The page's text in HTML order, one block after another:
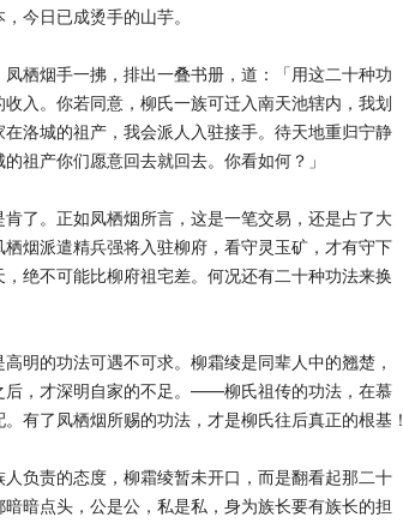
今日已成烫手的山芋。
烟手一拂，排出一叠书册，道：「用这二十种功
入。你若同意，柳氏一族可迁入南天池辖内，我划
洛城的祖产，我会派人入驻接手。待天地重归宁静
祖产你们愿意回去就回去。你看如何？」
。正如凤栖烟所言，这是一笔交易，还是占了大
烟派遣精兵强将入驻柳府，看守灵玉矿，才有守下
绝不可能比柳府祖宅差。何况还有二十种功法来换
的功法可遇不可求。柳霜绫是同辈人中的翘楚，
后，才深明自家的不足。——柳氏祖传的功法，在慕
有了凤栖烟所赐的功法，才是柳氏往后真正的根基！
责的态度，柳霜绫暂未开口，而是翻看起那二十
暗点头，公是公，私是私，身为族长要有族长的担